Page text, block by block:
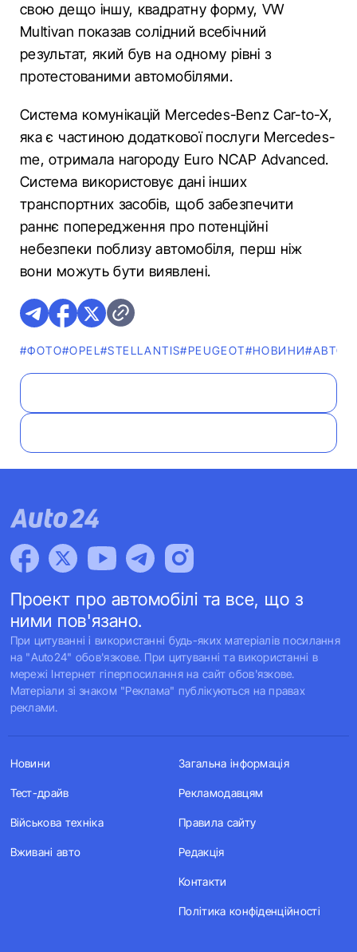
свою дещо іншу, квадратну форму, VW
Multivan показав солідний всебічний
результат, який був на одному рівні з
протестованими автомобілями.
Система комунікацій Mercedes-Benz Car-to-X,
яка є частиною додаткової послуги Mercedes-
me, отримала нагороду Euro NCAP Advanced.
Система використовує дані інших
транспортних засобів, щоб забезпечити
раннє попередження про потенційні
небезпеки поблизу автомобіля, перш ніж
вони можуть бути виявлені.
#ФОТО#OPEL #STELLANTIS#PEUGEOT#НОВИНИ
Проект про автомобілі та все, що з
ними пов'язано.
При цитуванні і використанні будь-яких матеріалів посилання
на "Auto24" обов'язкове. При цитуванні та використанні в
мережі Інтернет гіперпосилання на сайт обов'язкове.
Матеріали зі знаком "Реклама" публікуються на правах
реклами.
Новини
Тест-драйв
Військова техніка
Вживані авто
Загальна інформація
Рекламодавцям
Правила сайту
Редакція
Контакти
Політика конфіденційності